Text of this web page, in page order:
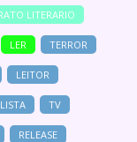
LITERARIO
LER TERROR
LEITOR
LISTA TV
RELEASE